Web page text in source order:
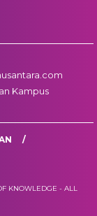
Kampus
KNOWLEDGE - ALL